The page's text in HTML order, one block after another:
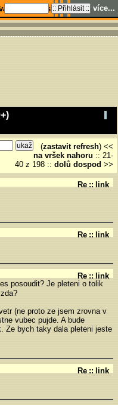
(30+) stats---homevíce...
(zastavit refresh) <<
na vršek nahoru :: 21-
40 z 198 :: dolů dospod >>
Re :: link
Re :: link
Re :: link
posoudit? Je pleteni o tolik
(ne proto ze jsem zrovna v
vubec pujde. A bude
Ze bych taky dala pleteni jeste
Re :: link